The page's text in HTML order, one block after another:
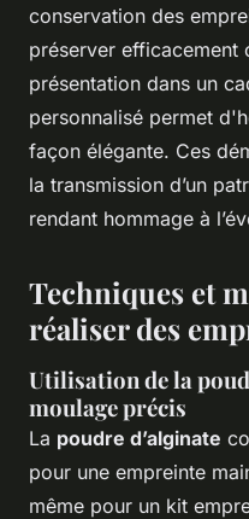
conservation des
préserver efficacement
présentation dans un
personnalisé permet
façon élégante. Ces
la transmission d’un
rendant hommage à
Techniques et
réaliser des
Utilisation de la
moulage précis
La poudre d’alginate
pour une empreinte
même pour un kit